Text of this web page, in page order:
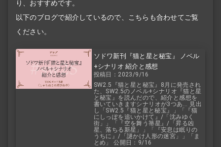
り、おすすめです。
以下のブログで紹介しているので、こちらも合わせてご覧
ください。
ソドワ新刊『猫と星と秘宝』 ノベル
+シナリオ 紹介と感想
投稿日：2023/9/16
SW2.5『猫と星と秘宝』8月に発売され
た、SW2.5のノベル+シナリオ『猫と星
と秘宝』を読んだので、紹介と感想を
書いていきますシナリオが3つあ... 見出
し「SW2.5『猫と星と秘宝』」「『猫
にしっぽを追いかけて』/「沈みゆく
街」」「『空を舞う箒星』/「昇る凶
星、落ちる新星」」「『安息は眠りの
うちに』/「謎かけ人形の迷宮」」「ま
とめ」 公開日：9/16